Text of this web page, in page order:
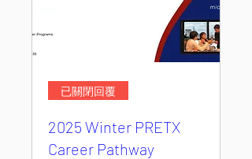
已關閉回覆
2025 Winter PRETX
Career Pathway